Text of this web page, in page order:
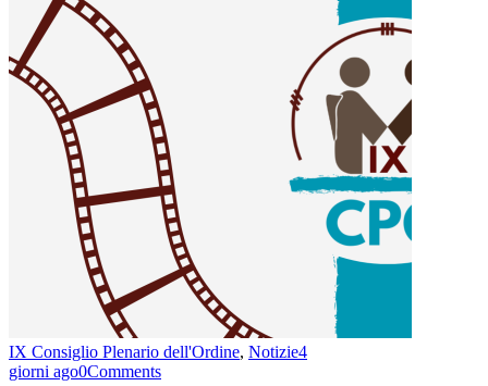
IX Consiglio Plenario dell'Ordine, Notizie4
giorni ago0Comments